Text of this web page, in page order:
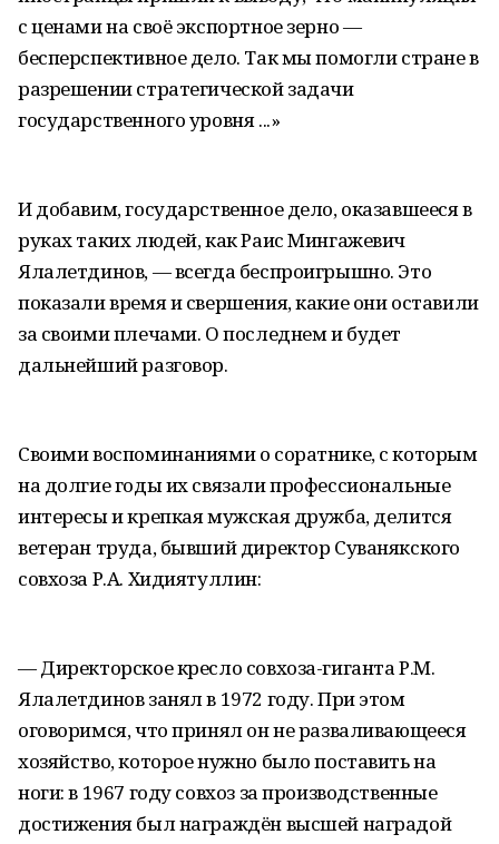
с ценами на своё экспортное зерно —
бесперспективное дело. Так мы помогли стране в
разрешении стратегической задачи
государственного уровня ...»
И добавим, государственное дело, оказавшееся в
руках таких людей, как Раис Мингажевич
Ялалетдинов, — всегда беспроигрышно. Это
показали время и свершения, какие они оставили
за своими плечами. О последнем и будет
дальнейший разговор.
Своими воспоминаниями о соратнике, с которым
на долгие годы их связали профессиональные
интересы и крепкая мужская дружба, делится
ветеран труда, бывший директор Суванякского
совхоза Р.А. Хидиятуллин:
— Директорское кресло совхоза-гиганта Р.М.
Ялалетдинов занял в 1972 году. При этом
оговоримся, что принял он не разваливающееся
хозяйство, которое нужно было поставить на
ноги: в 1967 году совхоз за производственные
достижения был награждён высшей наградой